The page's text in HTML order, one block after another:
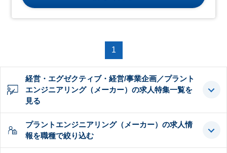
1
経営・エグゼクティブ・経営/事業企画／プラント
エンジニアリング（メーカー）の求人特集一覧を
見る
プラントエンジニアリング（メーカー）の求人情
報を職種で絞り込む